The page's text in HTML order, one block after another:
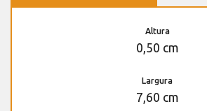
Altura
0,50 cm
Largura
7,60 cm